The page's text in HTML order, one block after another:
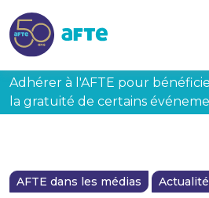
Adhérer à l'AFTE pour
la gratuité de certains
AFTE dans les médias